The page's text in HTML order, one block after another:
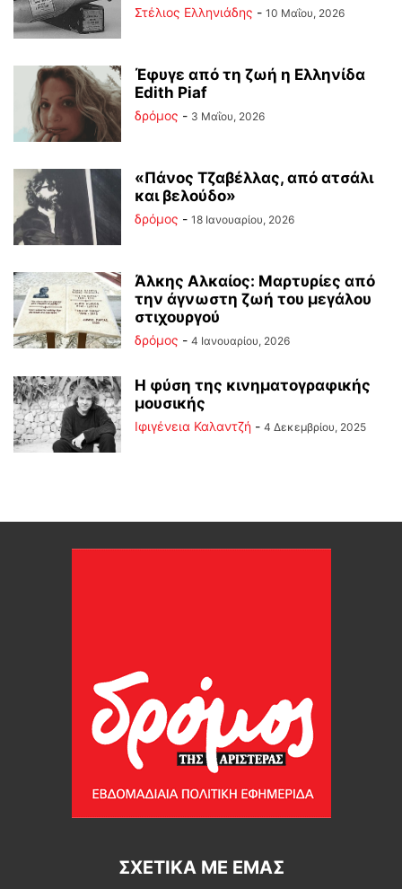
Στέλιος Ελληνιάδης - 10 Μαΐου, 2026
Έφυγε από τη ζωή η Ελληνίδα
Edith Piaf
δρόμος - 3 Μαΐου, 2026
«Πάνος Τζαβέλλας, από ατσάλι
και βελούδο»
δρόμος - 18 Ιανουαρίου, 2026
Άλκης Αλκαίος: Μαρτυρίες από
την άγνωστη ζωή του μεγάλου
στιχουργού
δρόμος - 4 Ιανουαρίου, 2026
Η φύση της κινηματογραφικής
μουσικής
Ιφιγένεια Καλαντζή - 4 Δεκεμβρίου, 2025
ΣΧΕΤΙΚΆ ΜΕ ΕΜΆΣ